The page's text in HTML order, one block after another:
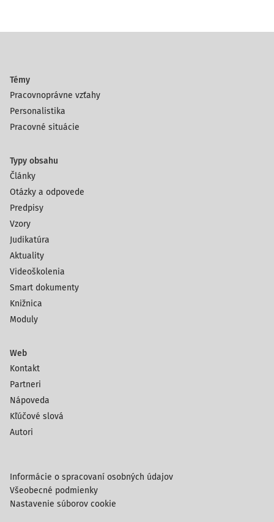
Témy
Pracovnoprávne vzťahy
Personalistika
Pracovné situácie
Typy obsahu
Články
Otázky a odpovede
Predpisy
Vzory
Judikatúra
Aktuality
Videoškolenia
Smart dokumenty
Knižnica
Moduly
Web
Kontakt
Partneri
Nápoveda
Kľúčové slová
Autori
Informácie o spracovaní osobných údajov
Všeobecné podmienky
Nastavenie súborov cookie